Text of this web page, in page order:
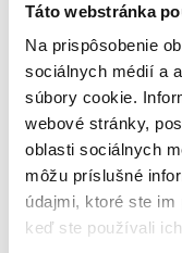
Táto webstránka
Na prispôsobenie
sociálnych médií a
súbory cookie.
webové stránky,
oblasti sociálnych
môžu príslušné
údajmi, ktoré ste
keď ste používali
Poslať
Pridať
Späť